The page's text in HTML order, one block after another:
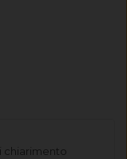
chiarimento